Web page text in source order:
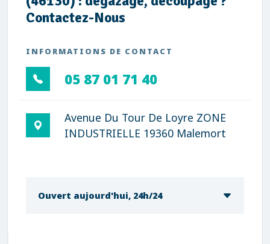
Contactez-Nous
INFORMATIONS DE CONTACT
05 87 01 71 40
Avenue Du Tour De Loyre ZONE
INDUSTRIELLE 19360 Malemort
Ouvert aujourd'hui, 24h/24